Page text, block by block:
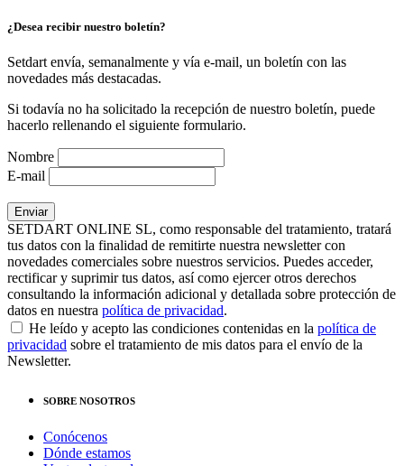
¿Desea recibir nuestro boletín?
Setdart envía, semanalmente y vía e-mail, un boletín con las
novedades más destacadas.
Si todavía no ha solicitado la recepción de nuestro boletín, puede
hacerlo rellenando el siguiente formulario.
Nombre
E-mail
SETDART ONLINE SL, como responsable del tratamiento, tratará
tus datos con la finalidad de remitirte nuestra newsletter con
novedades comerciales sobre nuestros servicios. Puedes acceder,
rectificar y suprimir tus datos, así como ejercer otros derechos
consultando la información adicional y detallada sobre protección de
datos en nuestra política de privacidad.
He leído y acepto las condiciones contenidas en la política de
privacidad sobre el tratamiento de mis datos para el envío de la
Newsletter.
SOBRE NOSOTROS
Conócenos
Dónde estamos